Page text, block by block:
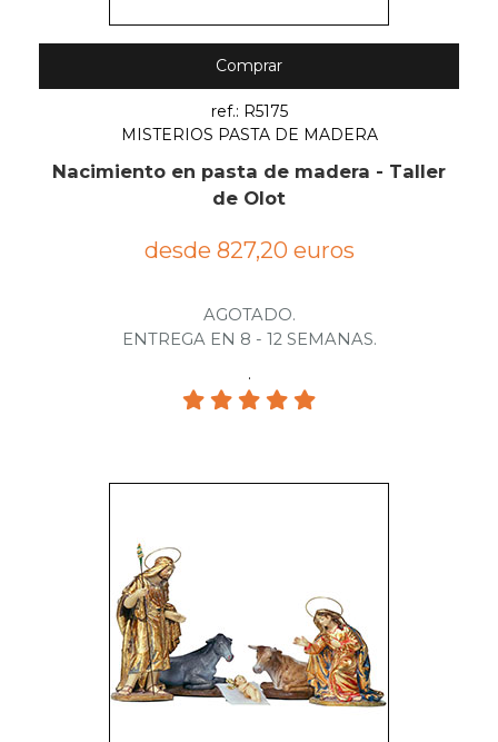
Comprar
ref.: R5175
MISTERIOS PASTA DE MADERA
Nacimiento en pasta de madera - Taller
de Olot
desde 827,20 euros
AGOTADO.
ENTREGA EN 8 - 12 SEMANAS.
.